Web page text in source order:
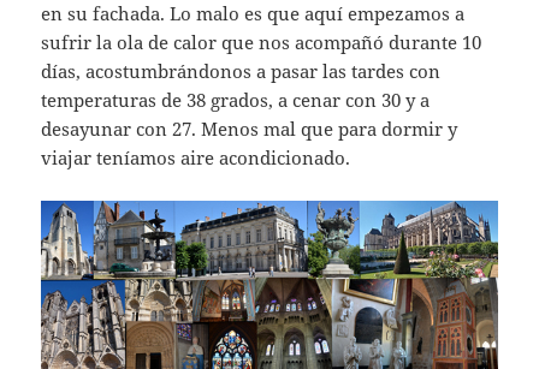
en su fachada. Lo malo es que aquí empezamos a
sufrir la ola de calor que nos acompañó durante 10
días, acostumbrándonos a pasar las tardes con
temperaturas de 38 grados, a cenar con 30 y a
desayunar con 27. Menos mal que para dormir y
viajar teníamos aire acondicionado.